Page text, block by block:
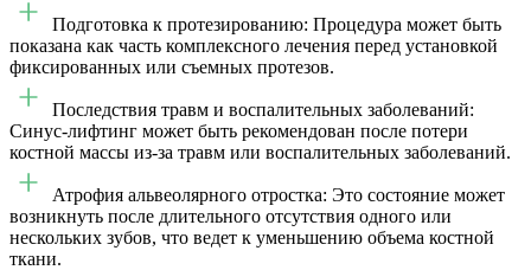
Подготовка к протезированию: Процедура может быть
показана как часть комплексного лечения перед установкой
фиксированных или съемных протезов.
Последствия травм и воспалительных заболеваний:
Синус-лифтинг может быть рекомендован после потери
костной массы из-за травм или воспалительных заболеваний.
Атрофия альвеолярного отростка: Это состояние может
возникнуть после длительного отсутствия одного или
нескольких зубов, что ведет к уменьшению объема костной
ткани.